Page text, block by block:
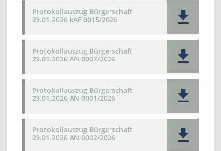
Protokollauszug Bürgerschaft
29.01.2026 kAF 0015/2026
Protokollauszug Bürgerschaft
29.01.2026 AN 0007/2026
Protokollauszug Bürgerschaft
29.01.2026 AN 0001/2026
Protokollauszug Bürgerschaft
29.01.2026 AN 0002/2026